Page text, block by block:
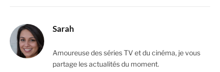
Sarah
Amoureuse des séries TV et du cinéma, je vous
partage les actualités du moment.